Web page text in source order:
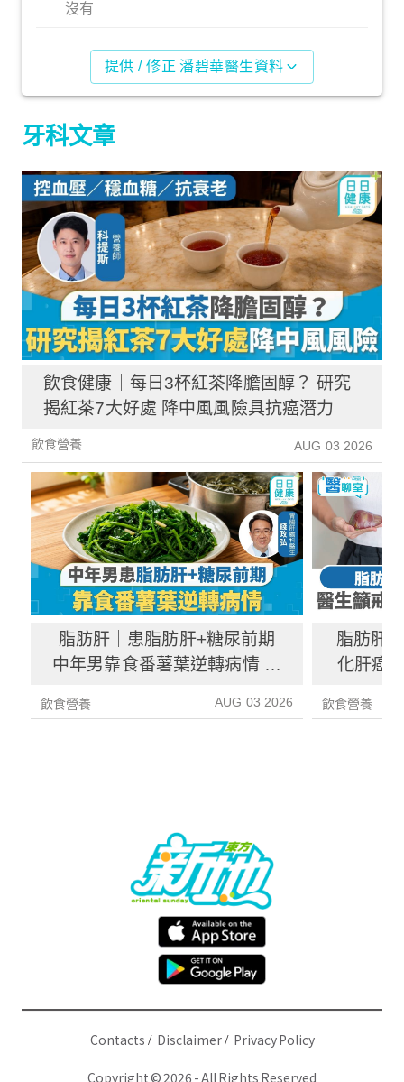
沒有
提供 / 修正 潘碧華醫生資料
牙科文章
飲食健康｜每日3杯紅茶降膽固醇？ 研究
揭紅茶7大好處 降中風風險具抗癌潛力
飲食營養 AUG 03 2026
脂肪肝｜患脂肪肝+糖尿前期
中年男靠食番薯葉逆轉病情 肝
飲食營養 AUG 03 2026
脂肪肝
化肝癌
飲食營養